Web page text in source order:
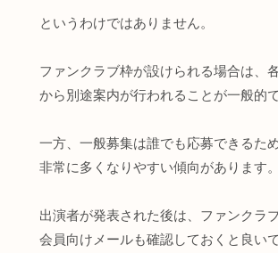
というわけではありません。
ファンクラブ枠が設けられる場合は、
から別途案内が行われることが一般的で
一方、一般募集は誰でも応募できるた
非常に多くなりやすい傾向があります。
出演者が発表された後は、ファンクラ
会員向けメールも確認しておくと良いで